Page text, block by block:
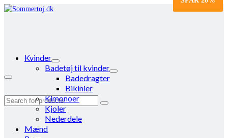
Search
Kvinder
Badetøj til kvinder
Badedragter
Bikinier
Kimonoer
Kjoler
Nederdele
Mænd